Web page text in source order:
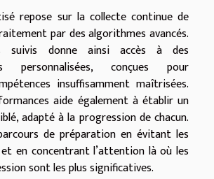
repose sur la collecte continue de
par des algorithmes avancés.
suivis donne ainsi accès à des
personnalisées, conçues pour
insuffisamment maîtrisées.
aide également à établir un
adapté à la progression de chacun.
de préparation en évitant les
en concentrant l’attention là où les
sont les plus significatives.